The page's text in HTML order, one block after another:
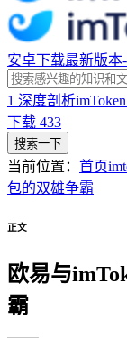
安卓下载最新版本
1 深度剖析
下载 433
搜索一下
当前位置： 首页
包的双雄争霸
正文
欧易与
霸